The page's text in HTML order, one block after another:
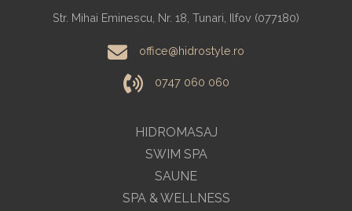
HIDROMASAJ
SWIM SPA
SAUNE
SPA & WELLNESS
Str. Mihai Eminescu, Nr. 18, Tunari, Ilfov (077180)
office@hidrostyle.ro
0747 060 060